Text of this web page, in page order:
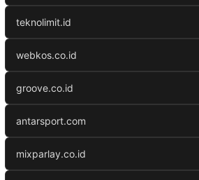
teknolimit.id
webkos.co.id
groove.co.id
antarsport.com
mixparlay.co.id